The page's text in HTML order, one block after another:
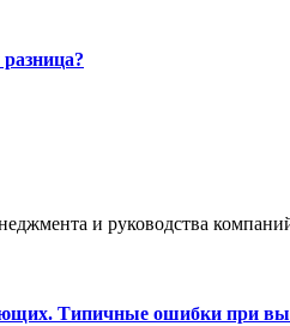
и руководства
Типичные ошибки при